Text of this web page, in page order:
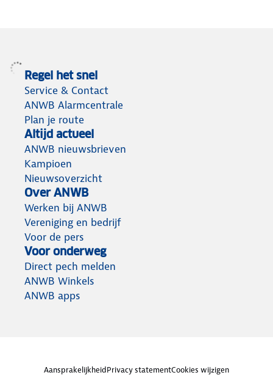
Regel het snel
Service & Contact
ANWB Alarmcentrale
Plan je route
Altijd actueel
ANWB nieuwsbrieven
Kampioen
Nieuwsoverzicht
Over ANWB
Werken bij ANWB
Vereniging en bedrijf
Voor de pers
Voor onderweg
Direct pech melden
ANWB Winkels
ANWB apps
AansprakelijkheidPrivacy statementCookies wijzigen